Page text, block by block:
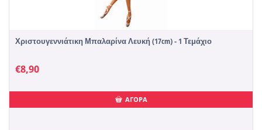
Χριστουγεννιάτικη Μπαλαρίνα Λευκή (17cm) - 1 Τεμάχιο
€8,90
ΑΓΟΡΑ